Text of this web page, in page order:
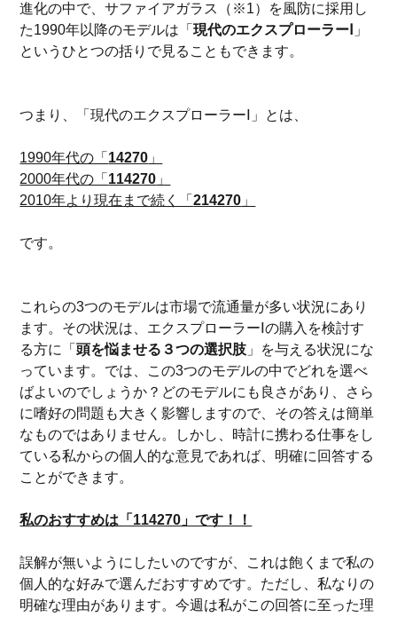
進化の中で、サファイアガラス（※1）を風防に採用し
た1990年以降のモデルは「現代のエクスプローラーⅠ 」
というひとつの括りで見ることもできます。
つまり、「現代のエクスプローラーⅠ」とは、
1990年代の「 14270 」
2000年代の「 114270 」
2010年より現在まで続く「214270 」
です。
これらの3つのモデルは市場で流通量が多い状況にあり
ます。その状況は、エクスプローラーⅠの購入を検討す
る方に「頭を悩ませる３つの選択肢 」を与える状況にな
っています。では、この3つのモデルの中でどれを選べ
ばよいのでしょうか？どのモデルにも良さがあり、さら
に嗜好の問題も大きく影響しますので、その答えは簡単
なものではありません。しかし、時計に携わる仕事をし
ている私からの個人的な意見であれば、明確に回答する
ことができます。
私のおすすめは「114270」です！！
誤解が無いようにしたいのですが、これは飽くまで私の
個人的な好みで選んだおすすめです。ただし、私なりの
明確な理由があります。今週は私がこの回答に至った理